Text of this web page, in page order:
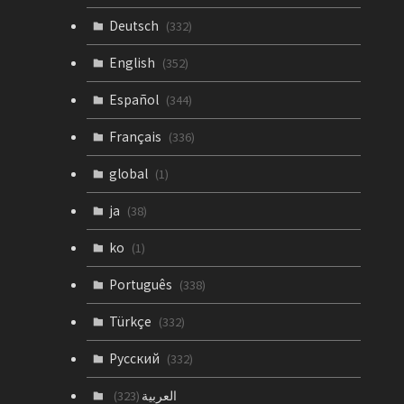
Deutsch (332)
English (352)
Español (344)
Français (336)
global (1)
ja (38)
ko (1)
Português (338)
Türkçe (332)
Русский (332)
العربية(323)